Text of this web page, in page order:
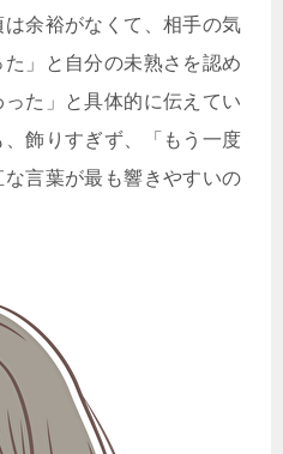
余裕がなくて、相手の気
」と自分の未熟さを認め
た」と具体的に伝えてい
飾りすぎず、「もう一度
言葉が最も響きやすいの